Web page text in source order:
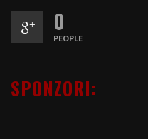
0
PEOPLE
SPONZORI: